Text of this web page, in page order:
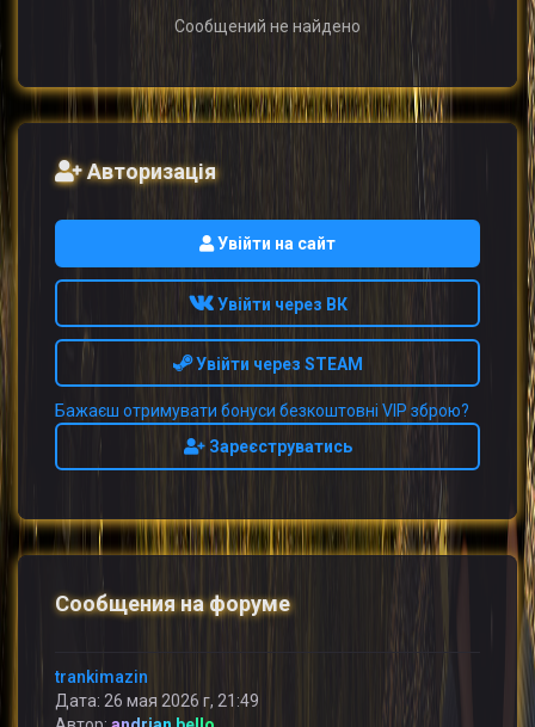
Сообщений не найдено
Авторизація
Увійти на сайт
Увійти через ВК
Увійти через STEAM
Бажаєш отримувати бонуси безкоштовні VIP зброю?
Зареєструватись
Сообщения на форуме
trankimazin
Дата: 26 мая 2026 г, 21:49